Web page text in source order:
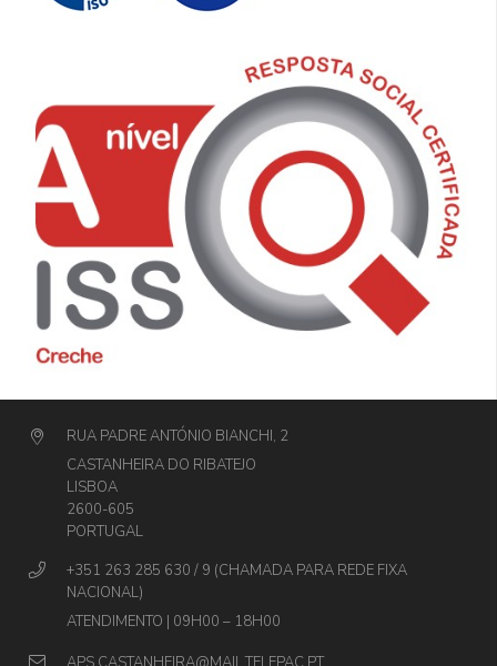
RUA PADRE ANTÓNIO BIANCHI, 2
CASTANHEIRA DO RIBATEJO
LISBOA
2600-605
PORTUGAL
+351 263 285 630 / 9 (CHAMADA PARA REDE FIXA
NACIONAL)
ATENDIMENTO | 09H00 – 18H00